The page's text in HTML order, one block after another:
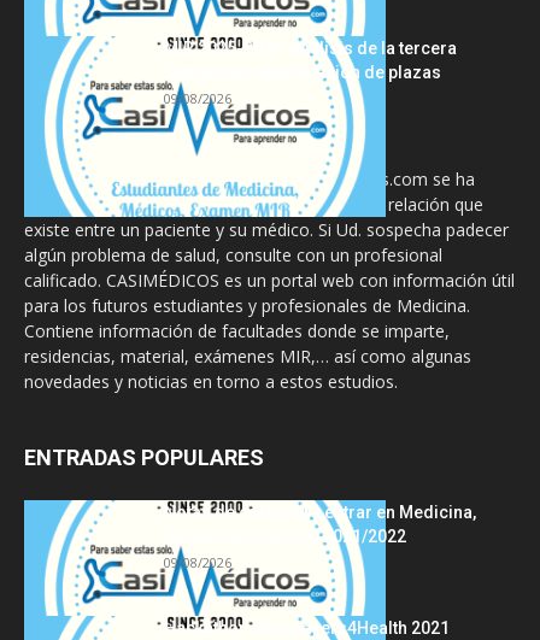
MIR 2025-2026: análisis de la tercera
semana de adjudicación de plazas
09/08/2026
La información proporcionada en CasiMedicos.com se ha
diseñado para complementar, no substituir, la relación que
existe entre un paciente y su médico. Si Ud. sospecha padecer
algún problema de salud, consulte con un profesional
calificado. CASIMÉDICOS es un portal web con información útil
para los futuros estudiantes y profesionales de Medicina.
Contiene información de facultades donde se imparte,
residencias, material, exámenes MIR,… así como algunas
novedades y noticias en torno a estos estudios.
ENTRADAS POPULARES
Notas de corte para entrar en Medicina,
curso 2022/2023 vs 2021/2022
09/08/2026
Hackathon Innomakers4Health 2021